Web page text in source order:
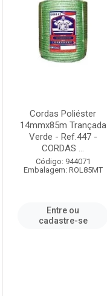
Cordas Poliéster
14mmx85m Trançada
Verde - Ref.447 -
CORDAS ...
Código: 944071
Embalagem: ROL85MT
Entre ou
cadastre-se